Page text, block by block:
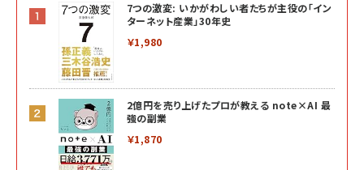
7つの激変: いかがわしい者たちが主役の「イン
ターネット産業」30年史
￥1,980
2億円を売り上げたプロが教える note×AI 最
強の副業
￥1,870